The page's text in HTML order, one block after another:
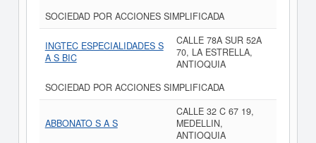
SOCIEDAD POR ACCIONES SIMPLIFICADA
INGTEC ESPECIALIDADES S
A S BIC
CALLE 78A SUR 52A
70, LA ESTRELLA,
ANTIOQUIA
SOCIEDAD POR ACCIONES SIMPLIFICADA
ABBONATO S A S
CALLE 32 C 67 19,
MEDELLIN,
ANTIOQUIA